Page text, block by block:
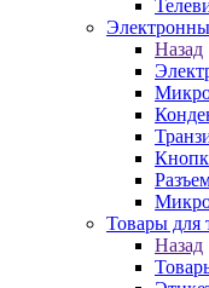
Назад
Товары для
Назад